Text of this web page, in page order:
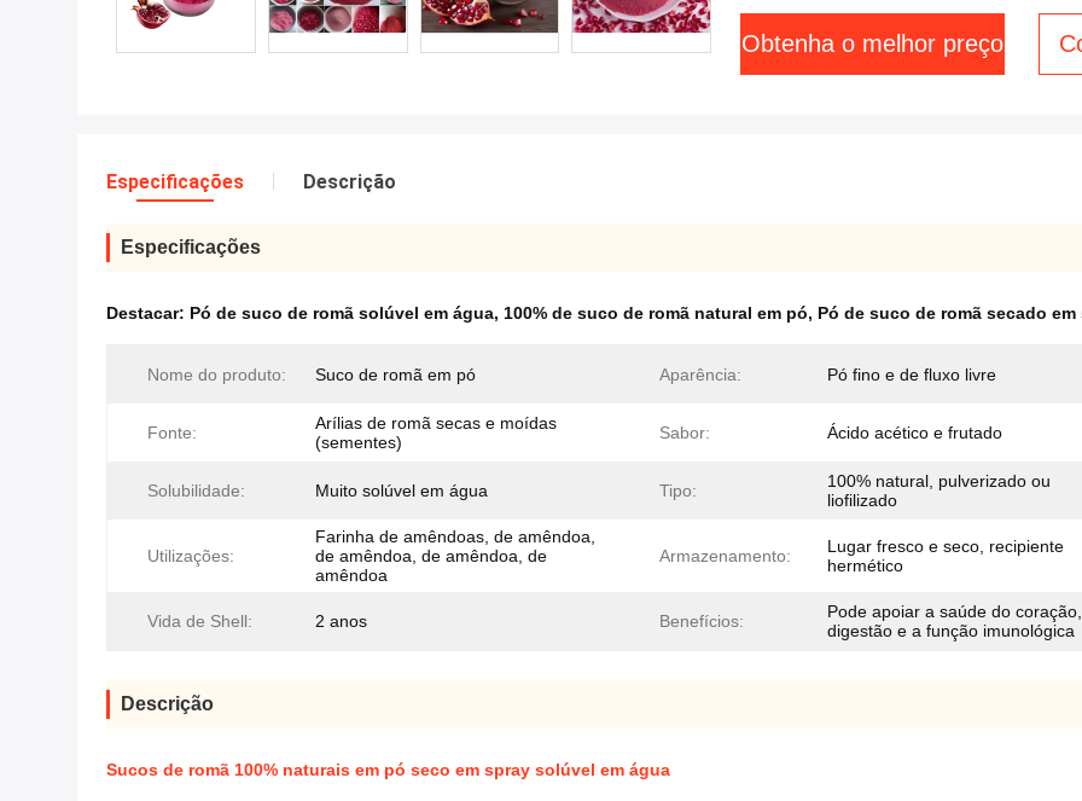
Obtenha o melhor preço
Especificações Descrição
Especificações
Destacar: Pó de suco de romã solúvel em água, 100% de suco de romã natural em pó, Pó de suco de romã secado em
Nome do produto: Suco de romã em pó Aparência: Pó fino e de fluxo livre
Fonte:
Arílias de romã secas e moídas
(sementes)
Sabor: Ácido acético e frutado
Solubilidade: Muito solúvel em água Tipo:
100% natural, pulverizado ou
liofilizado
Utilizações:
Farinha de amêndoas, de amêndoa,
de amêndoa, de amêndoa, de
amêndoa
Armazenamento:
Lugar fresco e seco, recipiente
hermético
Vida de Shell: 2 anos Benefícios:
Pode apoiar a saúde do
digestão e a função imunológica
Descrição
Sucos de romã 100% naturais em pó seco em spray solúvel em água